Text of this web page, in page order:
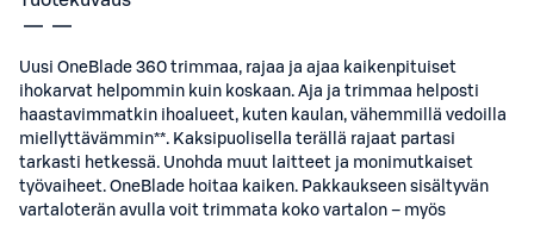
Uusi OneBlade 360 trimmaa, rajaa ja ajaa kaikenpituiset
ihokarvat helpommin kuin koskaan. Aja ja trimmaa helposti
haastavimmatkin ihoalueet, kuten kaulan, vähemmillä vedoilla
miellyttävämmin**. Kaksipuolisella terällä rajaat partasi
tarkasti hetkessä. Unohda muut laitteet ja monimutkaiset
työvaiheet. OneBlade hoitaa kaiken. Pakkaukseen sisältyvän
vartaloterän avulla voit trimmata koko vartalon – myös